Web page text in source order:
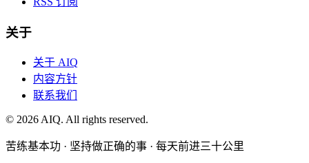
关于
关于 AIQ
内容方针
联系我们
© 2026AIQ. All rights reserved.
苦练基本功 · 坚持做正确的事 · 每天前进三十公里